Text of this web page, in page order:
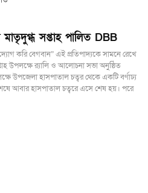
মাতৃদুগ্ধ সপ্তাহ পালিত DBB
করি বেগবান” এই প্রতিপাদ্যকে সামনে রেখে
উপলক্ষে র‌্যালি ও আলোচনা সভা অনুষ্ঠিত
উপজেলা হাসপাতাল চত্বর থেকে একটি বর্ণাঢ্য
আবার হাসপাতাল চত্বরে এসে শেষ হয়। পরে